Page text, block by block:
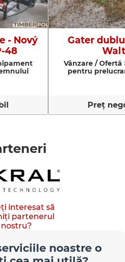
- Nový
48
Gater
Vânzare / Ofertă
pentru
Preţ
interesat să
partenerul
nostru?
noastre o